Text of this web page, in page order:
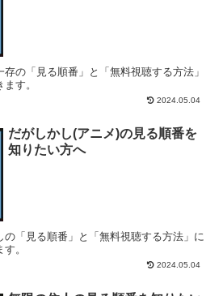
の「見る順番」と「無料視聴する方法」
す。
2024.05.04
だがしかし(アニメ)の見る順番を
知りたい方へ
の「見る順番」と「無料視聴する方法」に
。
2024.05.04